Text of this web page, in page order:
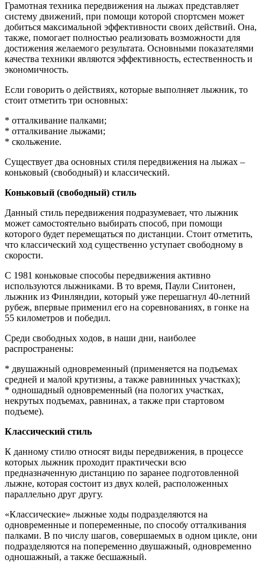
Грамотная техника передвижения на лыжах представляет
систему движений, при помощи которой спортсмен может
добиться максимальной эффективности своих действий. Она,
также, помогает полностью реализовать возможности для
достижения желаемого результата. Основными показателями
качества техники являются эффективность, естественность и
экономичность.
Если говорить о действиях, которые выполняет лыжник, то
стоит отметить три основных:
* отталкивание палками;
* отталкивание лыжами;
* скольжение.
Существует два основных стиля передвижения на лыжах –
коньковый (свободный) и классический.
Коньковый (свободный) стиль
Данный стиль передвижения подразумевает, что лыжник
может самостоятельно выбирать способ, при помощи
которого будет перемещаться по дистанции. Стоит отметить,
что классический ход существенно уступает свободному в
скорости.
С 1981 коньковые способы передвижения активно
используются лыжниками. В то время, Паули Сиитонен,
лыжник из Финляндии, который уже перешагнул 40-летний
рубеж, впервые применил его на соревнованиях, в гонке на
55 километров и победил.
Среди свободных ходов, в наши дни, наиболее
распространены:
* двушажный одновременный (применяется на подъемах
средней и малой крутизны, а также равнинных участках);
* одношадный одновременный (на пологих участках,
некрутых подъемах, равнинах, а также при стартовом
подъеме).
Классический стиль
К данному стилю относят виды передвижения, в процессе
которых лыжник проходит практически всю
предназначенную дистанцию по заранее подготовленной
лыжне, которая состоит из двух колей, расположенных
параллельно друг другу.
«Классические» лыжные ходы подразделяются на
одновременные и попеременные, по способу отталкивания
палками. В по числу шагов, совершаемых в одном цикле, они
подразделяются на попеременно двушажный, одновременно
одношажный, а также бесшажный.